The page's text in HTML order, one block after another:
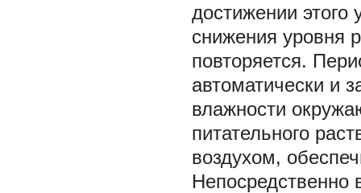
достижении
снижения уровня
повторяется.
автоматически и
влажности
питательного
воздухом,
Непосредственно